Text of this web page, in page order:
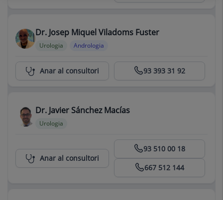
Dr. Josep Miquel Viladoms Fuster
Urologia Andrologia
Centro Médico Teknon 93 393 31 92
Anar al consultori
Dr. Javier Sánchez Macías
Urologia
93 510 00 18
667 512 144
Anar al consultori